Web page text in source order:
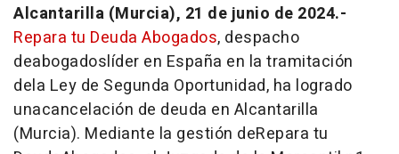
Alcantarilla (Murcia), 21 de junio de 2024.-
Repara tu Deuda Abogados, despacho
deabogadoslíder en España en la tramitación
dela Ley de Segunda Oportunidad, ha logrado
unacancelación de deuda en Alcantarilla
(Murcia). Mediante la gestión deRepara tu